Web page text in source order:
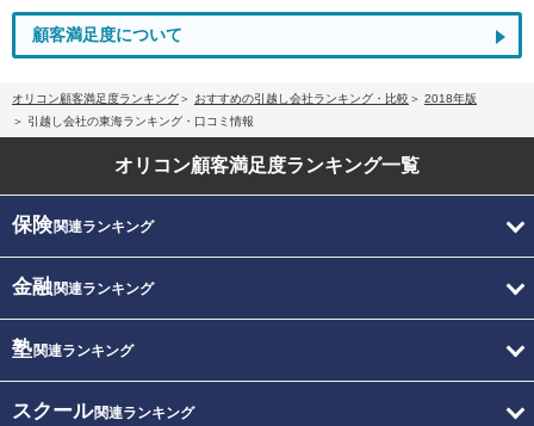
顧客満足度について
オリコン顧客満足度ランキング おすすめの引越し会社ランキング・比較
2018年版
引越し会社の東海ランキング・口コミ情報
オリコン顧客満足度ランキング一覧
保険関連ランキング
金融関連ランキング
塾関連ランキング
スクール関連ランキング